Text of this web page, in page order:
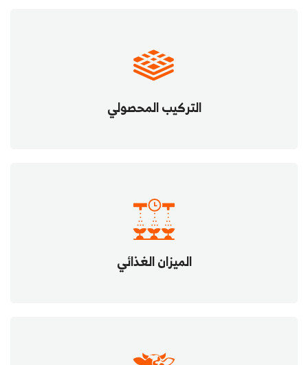
التركيب المحصولي
الميزان الغذائي